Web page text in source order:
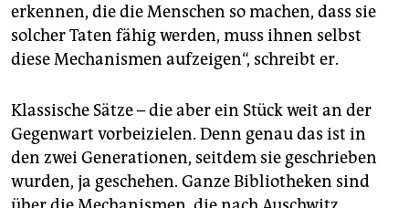
erkennen, die die Menschen so machen, dass sie
solcher Taten fähig werden, muss ihnen selbst
diese Mechanismen aufzeigen“, schreibt er.
Klassische Sätze – die aber ein Stück weit an der
Gegenwart vorbeizielen. Denn genau das ist in
den zwei Generationen, seitdem sie geschrieben
wurden, ja geschehen. Ganze Bibliotheken sind